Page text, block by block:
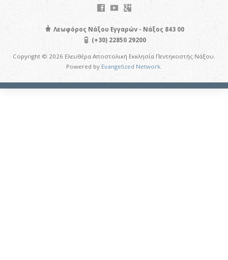
Λεωφόρος Νάξου Εγγαρών - Νάξος 843 00
(+30) 22850 29200
Copyright © 2026 Ελευθέρα Αποστολική Εκκλησία Πεντηκοστής Νάξου.
Powered byEvangelized Network.